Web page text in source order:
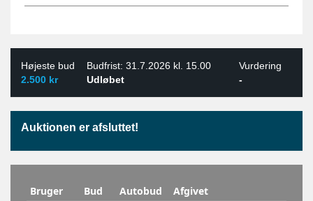
Højeste bud Budfrist: 31.7.2026 kl. 15.00
Vurdering
2.500 kr
Udløbet -
Auktionen er afsluttet!